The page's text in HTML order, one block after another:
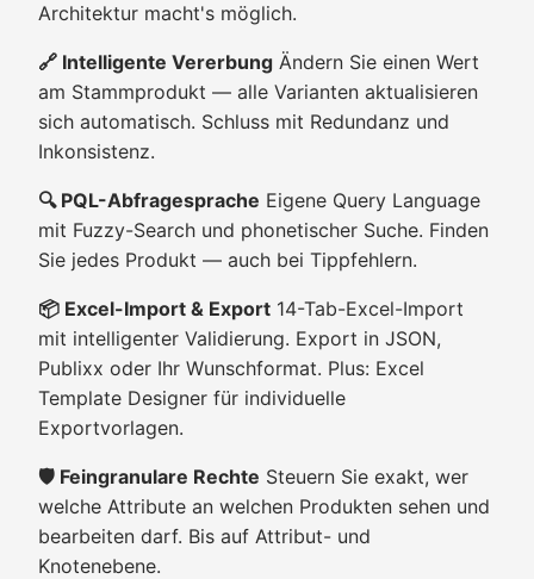
Architektur macht's möglich.
🔗 Intelligente Vererbung Ändern Sie einen Wert
am Stammprodukt — alle Varianten aktualisieren
sich automatisch. Schluss mit Redundanz und
Inkonsistenz.
🔍 PQL-Abfragesprache Eigene Query Language
mit Fuzzy-Search und phonetischer Suche. Finden
Sie jedes Produkt — auch bei Tippfehlern.
📦 Excel-Import & Export 14-Tab-Excel-Import
mit intelligenter Validierung. Export in JSON,
Publixx oder Ihr Wunschformat. Plus: Excel
Template Designer für individuelle
Exportvorlagen.
🛡️ Feingranulare Rechte Steuern Sie exakt, wer
welche Attribute an welchen Produkten sehen und
bearbeiten darf. Bis auf Attribut- und
Knotenebene.